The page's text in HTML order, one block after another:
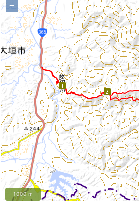
−
1000 m